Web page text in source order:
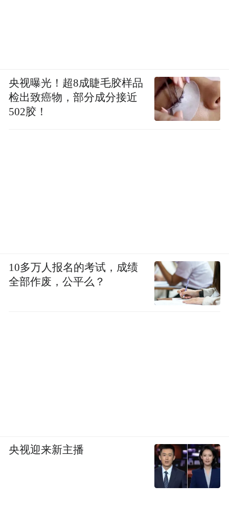
央视曝光！超8成睫毛胶样品
检出致癌物，部分成分接近
502胶！
10多万人报名的考试，成绩
全部作废，公平么？
央视迎来新主播